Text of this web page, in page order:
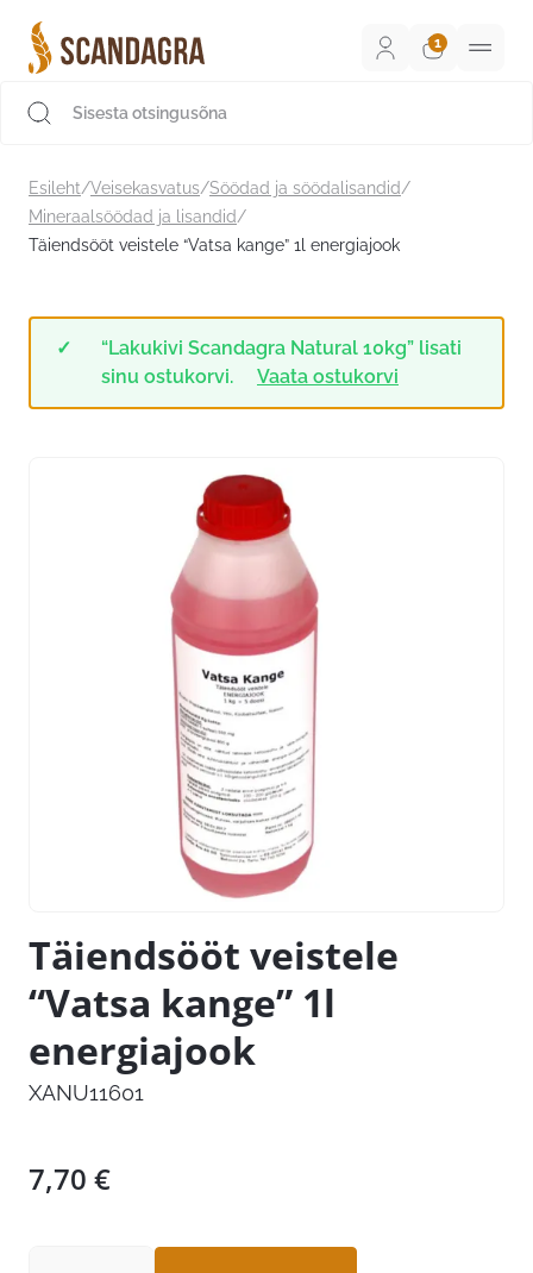
sisu
juurde
Esileht/Veisekasvatus/Söödad ja söödalisandid/
Mineraalsöödad ja lisandid/
Täiendsööt veistele “Vatsa kange” 1l energiajook
“Lakukivi Scandagra Natural 10kg” lisati
sinu ostukorvi.
Vaata ostukorvi
Täiendsööt veistele
“Vatsa kange” 1l
energiajook
XANU11601
7,70 €